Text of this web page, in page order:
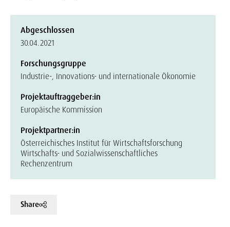
Abgeschlossen
30.04.2021
Forschungsgruppe
Industrie-, Innovations- und internationale Ökonomie
Projektauftraggeber:in
Europäische Kommission
Projektpartner:in
Österreichisches Institut für Wirtschaftsforschung
Wirtschafts- und Sozialwissenschaftliches
Rechenzentrum
Share